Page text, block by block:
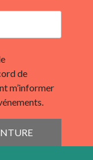
de
m’informer